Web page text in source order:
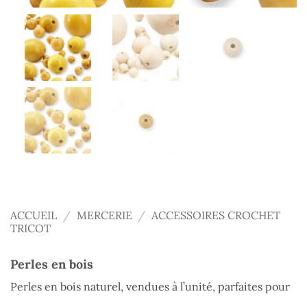
ACCUEIL / MERCERIE / ACCESSOIRES CROCHET
TRICOT
Perles en bois
Perles en bois naturel, vendues à l’unité, parfaites pour